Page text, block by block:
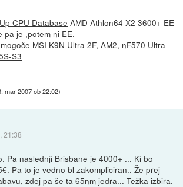
CPU Database AMD Athlon64 X2 3600+ EE
pa je ,potem ni EE.
MSI K9N Ultra 2F, AM2, nF570 Ultra
S3
mar 2007 ob 22:02)
21:38
Pa naslednji Brisbane je 4000+ ... Ki bo
Pa to je vedno bl zakompliciran.. Že prej
zdej pa še ta 65nm jedra... Težka izbira.